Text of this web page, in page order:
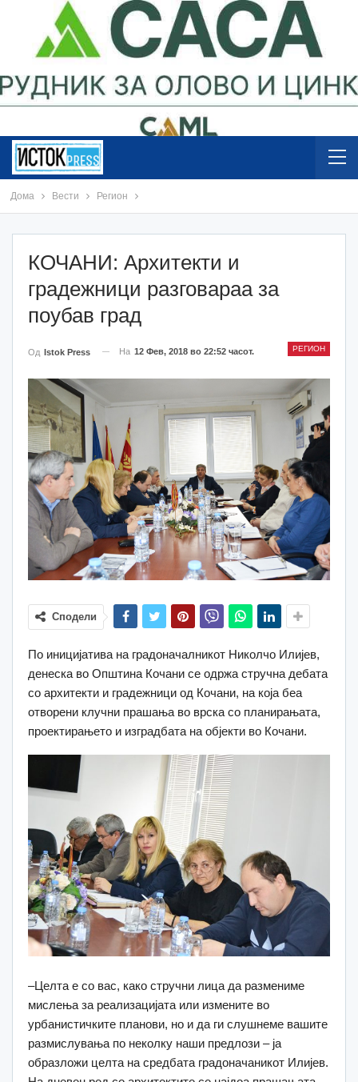
Дома Вести Регион
КОЧАНИ: Архитекти и
градежници разговараа за
поубав град
РЕГИОН
Од Istok Press На 12 Фев, 2018 во 22:52 часот.
Сподели
По иницијатива на градоначалникот Николчо Илијев,
денеска во Општина Кочани се одржа стручна дебата
со архитекти и градежници од Кочани, на која беа
отворени клучни прашања во врска со планирањата,
проектирањето и изградбата на објекти во Кочани.
–Целта е со вас, како стручни лица да размениме
мислења за реализацијата или измените во
урбанистичките планови, но и да ги слушнеме вашите
размислувања по неколку наши предлози – ја
образложи целта на средбата градоначаникот Илијев.